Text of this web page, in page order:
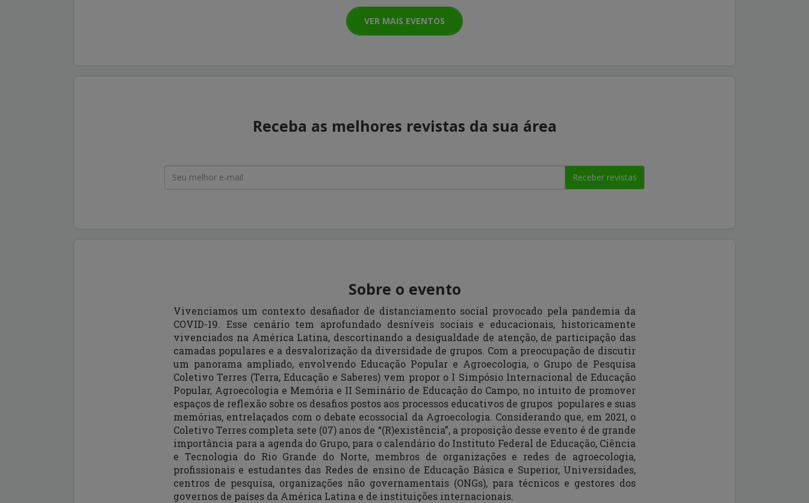
VER MAIS EVENTOS
Receba as melhores revistas da sua área
Receber revistas
Sobre o evento
Vivenciamos um contexto desafiador de distanciamento social provocado pela pandemia da
COVID-19. Esse cenário tem aprofundado desníveis sociais e educacionais, historicamente
vivenciados na América Latina, descortinando a desigualdade de atenção, de participação das
camadas populares e a desvalorização da diversidade de grupos. Com a preocupação de discutir
um panorama ampliado, envolvendo Educação Popular e Agroecologia, o Grupo de Pesquisa
Coletivo Terres (Terra, Educação e Saberes) vem propor o I Simpósio Internacional de Educação
Popular, Agroecologia e Memória e II Seminário de Educação do Campo, no intuito de promover
espaços de reflexão sobre os desafios postos aos processos educativos de grupos populares e suas
memórias, entrelaçados com o debate ecossocial da Agroecologia. Considerando que, em 2021, o
Coletivo Terres completa sete (07) anos de “(R)existência”, a proposição desse evento é de grande
importância para a agenda do Grupo, para o calendário do Instituto Federal de Educação, Ciência
e Tecnologia do Rio Grande do Norte, membros de organizações e redes de agroecologia,
profissionais e estudantes das Redes de ensino de Educação Básica e Superior, Universidades,
centros de pesquisa, organizações não governamentais (ONGs), para técnicos e gestores dos
governos de países da América Latina e de instituições internacionais.